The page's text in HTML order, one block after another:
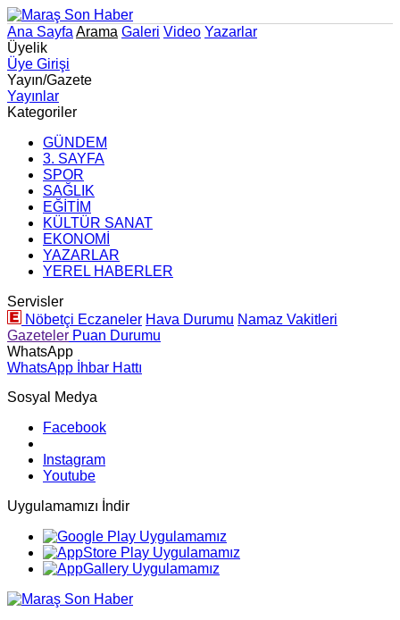
Ana Sayfa Arama Galeri Video Yazarlar
Üyelik
Üye Girişi
Yayın/Gazete
Yayınlar
Kategoriler
GÜNDEM
3. SAYFA
SPOR
SAĞLIK
EĞİTİM
KÜLTÜR SANAT
EKONOMİ
YAZARLAR
YEREL HABERLER
Servisler
Nöbetçi Eczaneler Hava Durumu Namaz Vakitleri
Gazeteler Puan Durumu
WhatsApp
WhatsApp İhbar Hattı
Sosyal Medya
Facebook
Instagram
Youtube
Uygulamamızı İndir